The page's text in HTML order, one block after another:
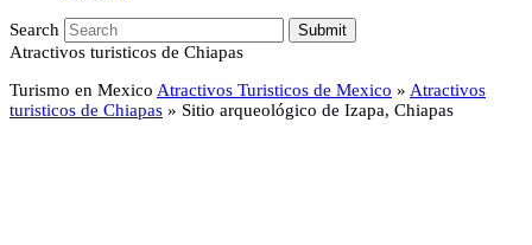
Search Submit
Atractivos turisticos de Chiapas
Turismo en Mexico Atractivos Turisticos de Mexico » Atractivos
turisticos de Chiapas » Sitio arqueológico de Izapa, Chiapas